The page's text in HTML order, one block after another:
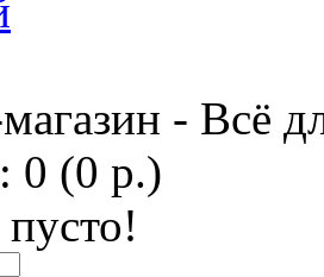
- Всё
0 (0 р.)